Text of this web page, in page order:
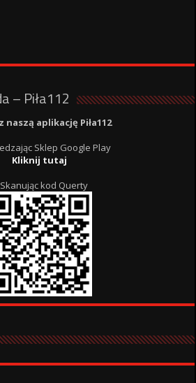
– Piła112
naszą aplikację Piła112
Sklep Google Play
Kliknij tutaj
kod Querty